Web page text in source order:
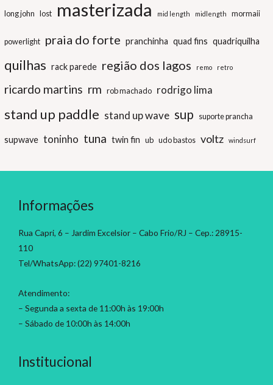
long john lost masterizada mid length midlength mormaii
powerlight praia do forte pranchinha quad fins quadriquilha
quilhas rack parede região dos lagos remo retro
ricardo martins rm rob machado rodrigo lima
stand up paddle stand up wave sup suporte prancha
supwave toninho tuna twin fin ub udo bastos voltz windsurf
Informações
Rua Capri, 6 – Jardim Excelsior – Cabo Frio/RJ – Cep.: 28915-
110
Tel/WhatsApp: (22) 97401-8216
Atendimento:
– Segunda a sexta de 11:00h às 19:00h
– Sábado de 10:00h às 14:00h
Institucional